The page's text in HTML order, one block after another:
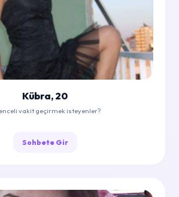
Kübra, 20
vakit geçirmek isteyenler?
Sohbete Gir